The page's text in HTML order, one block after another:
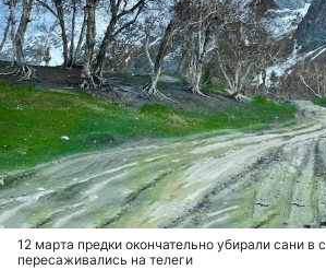
12 марта предки окончательно убирали сани в
пересаживались на телеги